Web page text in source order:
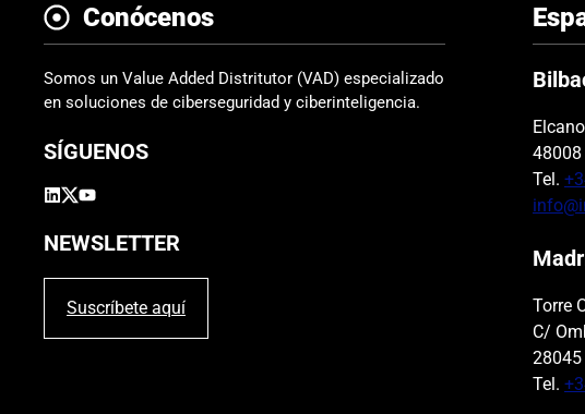
Conócenos
Somos un Value Added Distritutor (VAD) especializado
en soluciones de ciberseguridad y ciberinteligencia.
SÍGUENOS
NEWSLETTER
Suscríbete aquí
Tel.
Torre
C/
Tel.